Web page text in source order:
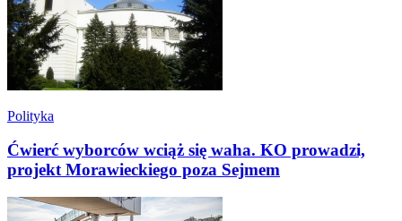
Polityka
Ćwierć wyborców wciąż się waha. KO prowadzi,
projekt Morawieckiego poza Sejmem